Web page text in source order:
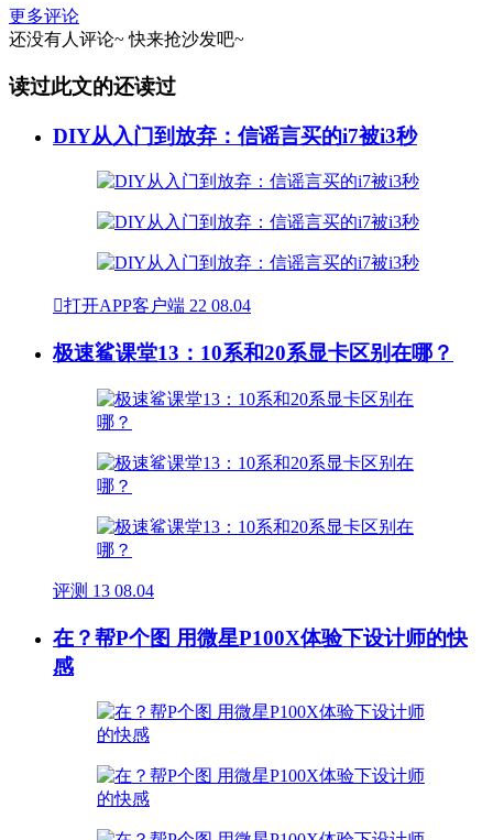
更多评论
还没有人评论~ 快来抢沙发吧~
读过此文的还读过
DIY从入门到放弃：信谣言买的i7被i3秒
打开APP客户端 22 08.04
极速鲨课堂13：10系和20系显卡区别在哪？
评测 13 08.04
在？帮P个图 用微星P100X体验下设计师的快
感